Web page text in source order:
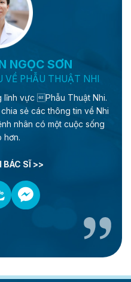
NGỌC SƠN
VỀ PHẪU THUẬT NHI
lĩnh vực Phẫu Thuật Nhi.
sẻ các thông tin về Nhi
nhân có một cuộc sống
hơn.
BÁC SĨ >>